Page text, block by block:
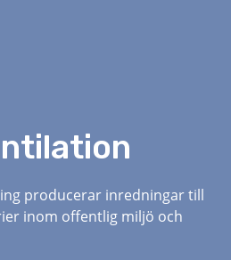
producerar inredningar till
inom offentlig miljö och